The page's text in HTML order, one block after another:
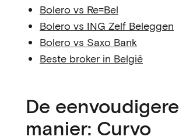
Bolero vs Re=Bel
Bolero vs ING Zelf Beleggen
Bolero vs Saxo Bank
Beste broker in België
De eenvoudigere
manier: Curvo